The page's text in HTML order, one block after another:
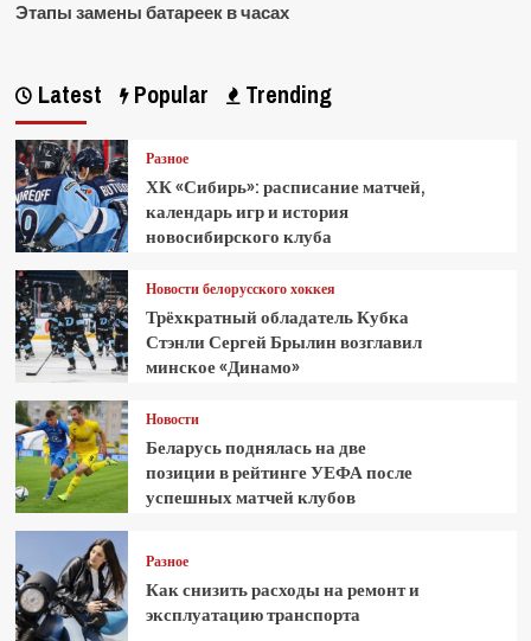
Этапы замены батареек в часах
Latest Popular Trending
Разное
ХК «Сибирь»: расписание матчей,
календарь игр и история
новосибирского клуба
Новости белорусского хоккея
Трёхкратный обладатель Кубка
Стэнли Сергей Брылин возглавил
минское «Динамо»
Новости
Беларусь поднялась на две
позиции в рейтинге УЕФА после
успешных матчей клубов
Разное
Как снизить расходы на ремонт и
эксплуатацию транспорта